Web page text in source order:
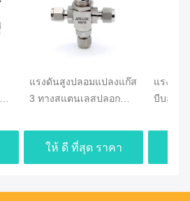
แรงดันสูงปลอมแปลงแก๊ส
3 ทางสแตนเลสปลอก
ให้ ดี ที่สุด ราคา
แรงดัน
บีบอัดที่